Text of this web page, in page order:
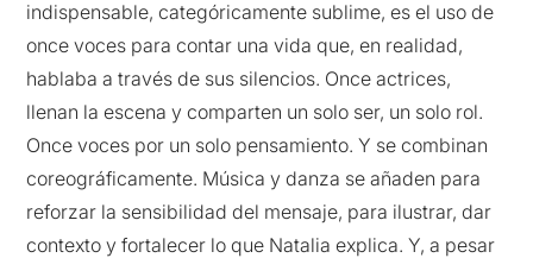
indispensable, categóricamente sublime, es el uso de
once voces para contar una vida que, en realidad,
hablaba a través de sus silencios. Once actrices,
llenan la escena y comparten un solo ser, un solo rol.
Once voces por un solo pensamiento. Y se combinan
coreográficamente. Música y danza se añaden para
reforzar la sensibilidad del mensaje, para ilustrar, dar
contexto y fortalecer lo que Natalia explica. Y, a pesar